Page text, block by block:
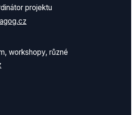
projektu
workshopy, různé